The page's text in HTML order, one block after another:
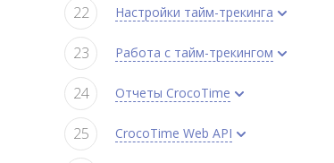
Настройки тайм-трекинга
Работа с тайм-трекингом
Отчеты CrocoTime
CrocoTime Web API